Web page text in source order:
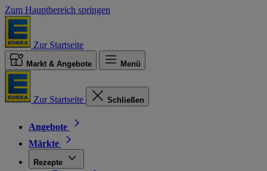
Zum Hauptbereich springen
Zur Startseite
Markt & Angebote Menü
Zur Startseite Schließen
Angebote
Märkte
Rezepte